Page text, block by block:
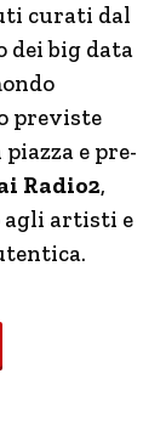
curati dal
dei big data
previste
e pre-
Radio2,
agli artisti e